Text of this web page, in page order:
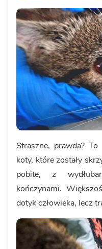
Straszne, prawda?
koty, które zostały
pobite, z
kończynami.
dotyk człowieka, lecz